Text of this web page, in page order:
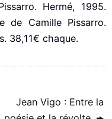
Hermé, 1995.
de Camille Pissarro.
38,11€ chaque.
Jean Vigo : Entre la